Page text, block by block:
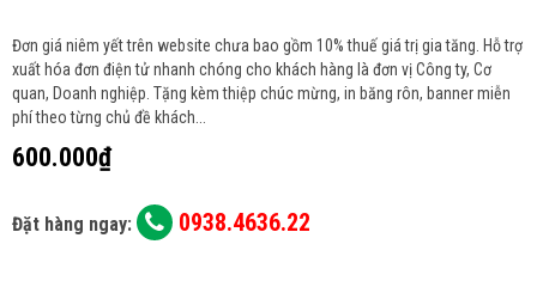
Đơn giá niêm yết trên website chưa bao gồm 10% thuế giá trị gia tăng. Hỗ trợ
xuất hóa đơn điện tử nhanh chóng cho khách hàng là đơn vị Công ty, Cơ
quan, Doanh nghiệp. Tặng kèm thiệp chúc mừng, in băng rôn, banner miễn
phí theo từng chủ đề khách...
600.000₫
Đặt hàng ngay: 0938.4636.22